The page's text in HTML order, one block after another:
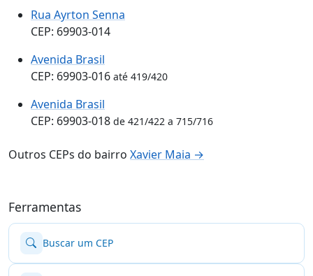
Rua Ayrton Senna
CEP: 69903-014
Avenida Brasil
CEP: 69903-016 até 419/420
Avenida Brasil
CEP: 69903-018 de 421/422 a 715/716
Outros CEPs do bairro Xavier Maia →
Ferramentas
Buscar um CEP